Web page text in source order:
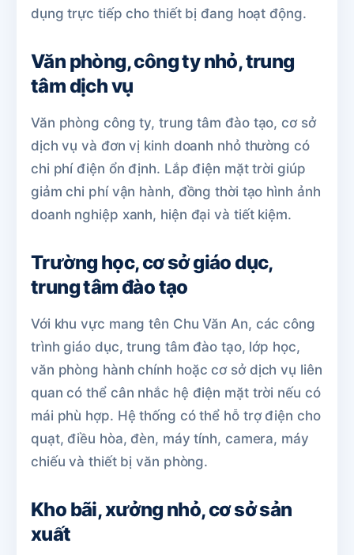
dụng trực tiếp cho thiết bị đang hoạt động.
Văn phòng, công ty nhỏ, trung
tâm dịch vụ
Văn phòng công ty, trung tâm đào tạo, cơ sở
dịch vụ và đơn vị kinh doanh nhỏ thường có
chi phí điện ổn định. Lắp điện mặt trời giúp
giảm chi phí vận hành, đồng thời tạo hình ảnh
doanh nghiệp xanh, hiện đại và tiết kiệm.
Trường học, cơ sở giáo dục,
trung tâm đào tạo
Với khu vực mang tên Chu Văn An, các công
trình giáo dục, trung tâm đào tạo, lớp học,
văn phòng hành chính hoặc cơ sở dịch vụ liên
quan có thể cân nhắc hệ điện mặt trời nếu có
mái phù hợp. Hệ thống có thể hỗ trợ điện cho
quạt, điều hòa, đèn, máy tính, camera, máy
chiếu và thiết bị văn phòng.
Kho bãi, xưởng nhỏ, cơ sở sản
xuất